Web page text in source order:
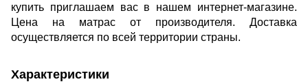
купить приглашаем вас в нашем интернет-магазине.
Цена на матрас от производителя. Доставка
осуществляется по всей территории страны.
Характеристики